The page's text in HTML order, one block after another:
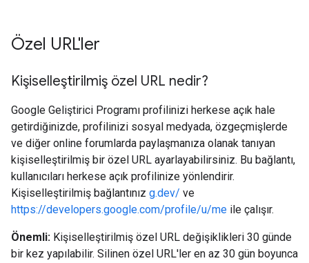
Özel URL'ler
Kişiselleştirilmiş özel URL nedir?
Google Geliştirici Programı profilinizi herkese açık hale
getirdiğinizde, profilinizi sosyal medyada, özgeçmişlerde
ve diğer online forumlarda paylaşmanıza olanak tanıyan
kişiselleştirilmiş bir özel URL ayarlayabilirsiniz. Bu bağlantı,
kullanıcıları herkese açık profilinize yönlendirir.
Kişiselleştirilmiş bağlantınız g.dev/ ve
https://developers.google.com/profile/u/me ile çalışır.
Önemli: Kişiselleştirilmiş özel URL değişiklikleri 30 günde
bir kez yapılabilir. Silinen özel URL'ler en az 30 gün boyunca